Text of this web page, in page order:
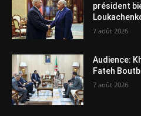
président
7 août 2026
Audience:
Fateh
7 août 2026